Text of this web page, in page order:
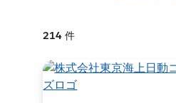
214 件